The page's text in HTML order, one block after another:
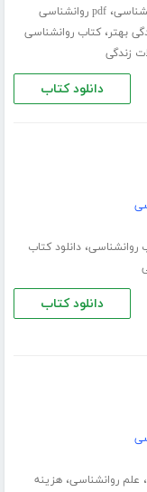
،
pdf روانشناسی
بهتر،کتاب روانشناسی
زندگی
دانلود کتاب
روانشناسی،دانلود کتاب
دانلود کتاب
، علم روانشناسی،هزینه